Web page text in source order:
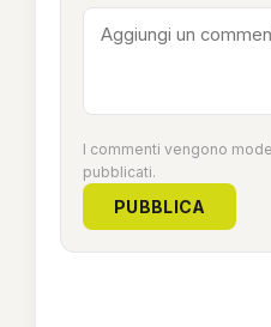
I commenti vengono
pubblicati.
PUBBLICA